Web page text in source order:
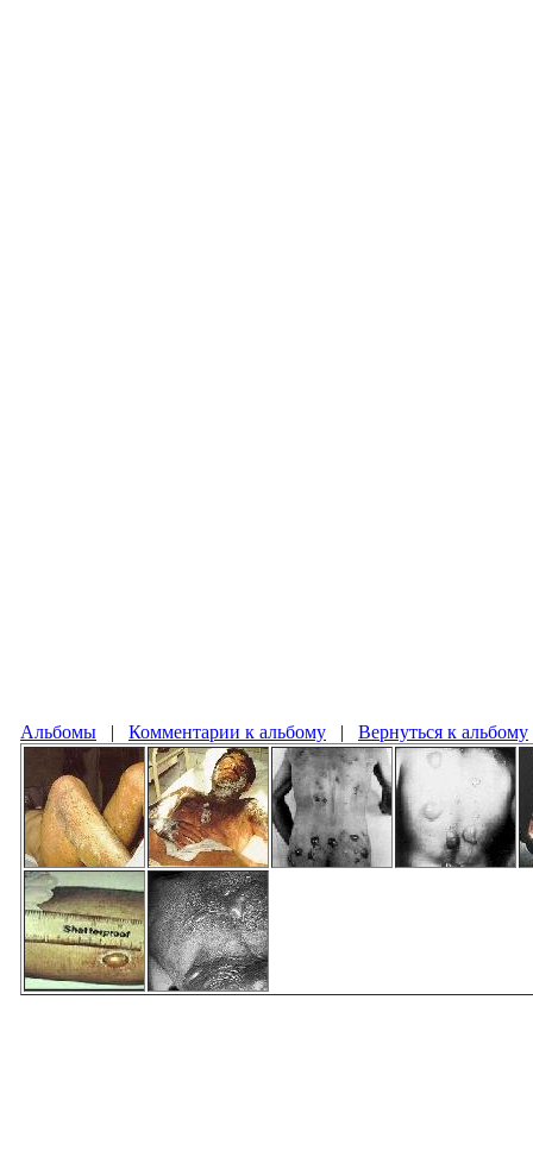
Альбомы | Комментарии к альбому | Вернуться к альбому